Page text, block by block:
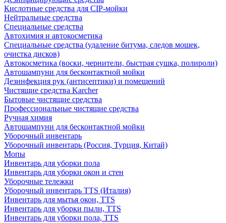
Кислотные средства для CIP-мойки
Нейтральные средства
Специальные средства
Автохимия и автокосметика
Специальные средства (удаление битума, следов мошек,
очистка дисков)
Автокосметика (воски, чернители, быстрая сушка, полироли)
Автошампуни для бесконтактной мойки
Дезинфекция рук (антисептики) и помещений
Чистящие средства Karcher
Бытовые чистящие средства
Профессиональные чистящие средства
Ручная химия
Автошампуни для бесконтактной мойки
Уборочный инвентарь
Уборочный инвентарь (Россия, Турция, Китай)
Мопы
Инвентарь для уборки пола
Инвентарь для уборки окон и стен
Уборочные тележки
Уборочный инвентарь TTS (Италия)
Инвентарь для мытья окон, TTS
Инвентарь для уборки пыли, TTS
Инвентарь для уборки пола, TTS